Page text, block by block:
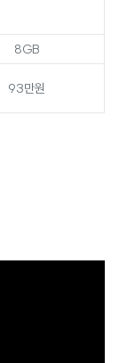
8GB
93만원